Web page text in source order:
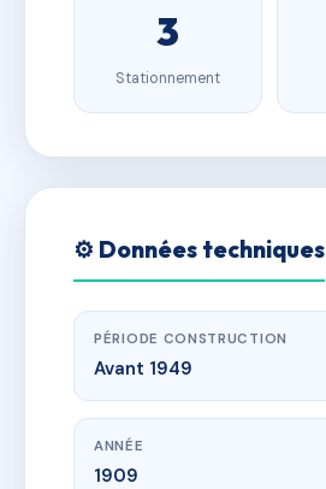
3
Stationnement
⚙️ Données techniques
PÉRIODE CONSTRUCTION
Avant 1949
ANNÉE
1909